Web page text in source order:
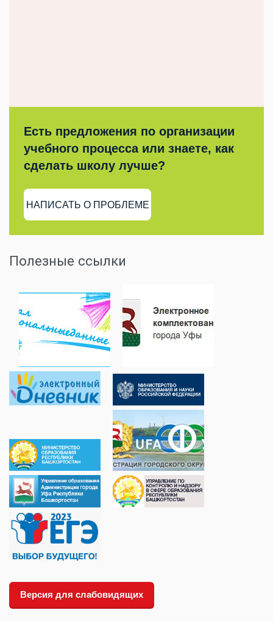
Есть предложения по организации
учебного процесса или знаете, как
сделать школу лучше?
НАПИСАТЬ О ПРОБЛЕМЕ
Полезные ссылки
Версия для слабовидящих